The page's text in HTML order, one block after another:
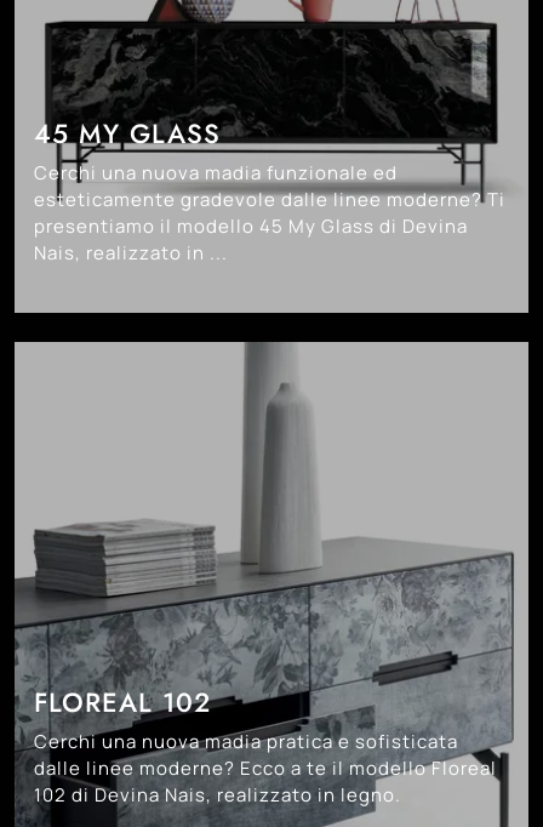
45 MY GLASS
Cerchi una nuova madia funzionale ed
esteticamente gradevole dalle linee moderne? Ti
presentiamo il modello 45 My Glass di Devina
Nais, realizzato in ...
FLOREAL 102
Cerchi una nuova madia pratica e sofisticata
dalle linee moderne? Ecco a te il modello Floreal
102 di Devina Nais, realizzato in legno.